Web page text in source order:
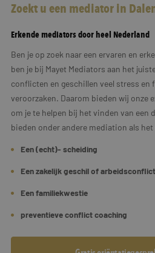
Zoekt u een mediator in
Erkende mediators door heel Nederland
Ben je op zoek naar een ervaren en
ben je bij Mayet Mediators aan het
conflicten en geschillen veel stress en
veroorzaken. Daarom bieden wij onze
om je te helpen bij het vinden van een
bieden onder andere mediation als het
Een (echt)- scheiding
Een zakelijk geschil of arbeidsconflict
Een familiekwestie
preventieve conflict coaching